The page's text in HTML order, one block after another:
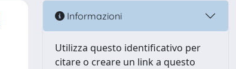
Informazioni
Utilizza questo identificativo per
citare o creare un link a questo